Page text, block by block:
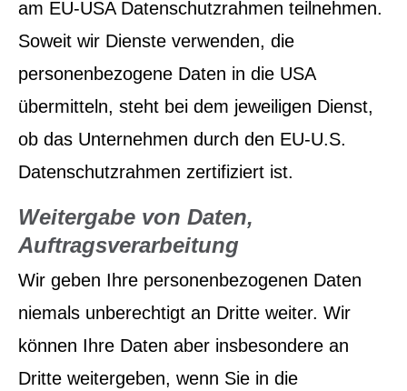
am EU-USA Datenschutzrahmen teilnehmen.
Soweit wir Dienste verwenden, die
personenbezogene Daten in die USA
übermitteln, steht bei dem jeweiligen Dienst,
ob das Unternehmen durch den EU-U.S.
Datenschutzrahmen zertifiziert ist.
Weitergabe von Daten,
Auftragsverarbeitung
Wir geben Ihre personenbezogenen Daten
niemals unberechtigt an Dritte weiter. Wir
können Ihre Daten aber insbesondere an
Dritte weitergeben, wenn Sie in die